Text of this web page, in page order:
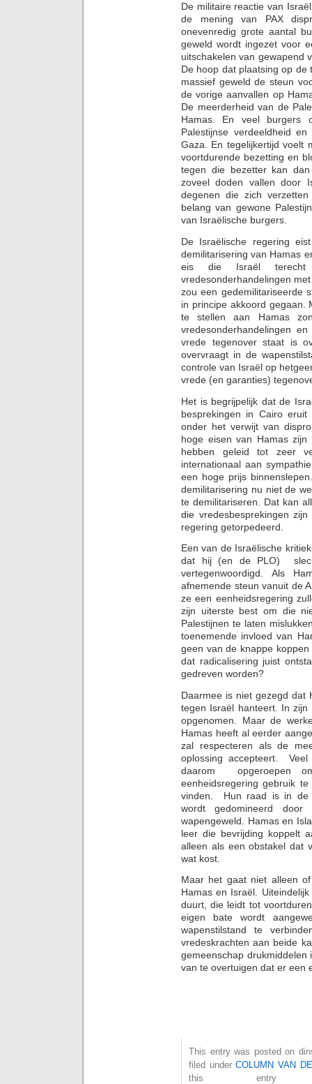
De militaire reactie van
de mening van PAX
onevenredig grote aantal
geweld wordt ingezet voor
uitschakelen van gewapend
De hoop dat plaatsing op de
massief geweld de steun
de vorige aanvallen op
De meerderheid van de
Hamas. En veel
Palestijnse verdeeldheid
Gaza. En tegelijkertijd voelt
voortdurende bezetting en
tegen die bezetter kan
zoveel doden vallen door
degenen die zich
belang van gewone
van Israëlische burgers.
De Israëlische regering
demilitarisering van Hamas
eis die Israël
vredesonderhandelingen
zou een gedemilitariseerde
in principe akkoord
te stellen aan Hamas
vredesonderhandelingen
vrede tegenover staat is
overvraagt in de
controle van Israël op
vrede (en garanties)
Het is begrijpelijk dat de
besprekingen in Cairo
onder het verwijt van
hoge eisen van Hamas
hebben geleid tot zeer
internationaal aan
een hoge prijs
demilitarisering nu niet de
te demilitariseren. Dat kan
die vredesbesprekingen
regering getorpedeerd.
Een van de Israëlische
dat hij (en de PLO)
vertegenwoordigd. Als
afnemende steun vanuit de
ze een eenheidsregering
zijn uiterste best om die
Palestijnen te laten
toenemende invloed van
geen van de knappe
dat radicalisering juist
gedreven worden?
Daarmee is niet gezegd dat
tegen Israël hanteert. In
opgenomen. Maar de
Hamas heeft al eerder
zal respecteren als de
oplossing accepteert.
daarom opgeroepen
eenheidsregering gebruik
vinden. Hun raad is in de
wordt gedomineerd
wapengeweld. Hamas en
leer die bevrijding koppelt
alleen als een obstakel dat
wat kost.
Maar het gaat niet alleen
Hamas en Israël.
duurt, die leidt tot
eigen bate wordt
wapenstilstand te
vredeskrachten aan beide
gemeenschap
van te overtuigen dat er een
This entry was posted on
filed underCOLUMN VAN
this entry